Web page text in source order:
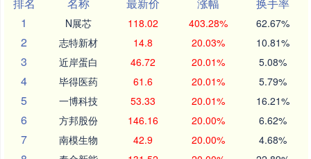
1
N展芯 118.02 403.28% 62.67%
2 志特新材 14.8 20.03% 10.81%
3 近岸蛋白 46.72 20.01% 5.08%
4 毕得医药 61.6 20.01% 5.79%
5 一博科技 53.33 20.01% 16.21%
6 方邦股份 146.16 20.00% 6.62%
7 南模生物 42.9 20.00% 4.68%